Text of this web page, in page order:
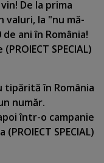
De la prima
valuri, la "nu mă-
ani în România!
SPECIAL)
tipărită în România
număr.
într-o campanie
SPECIAL)